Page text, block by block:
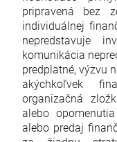
pripravená bez
individuálnej
nepredstavuje
komunikácia
predplatné, výzvu
akýchkoľvek
organizačná
alebo
alebo predaj